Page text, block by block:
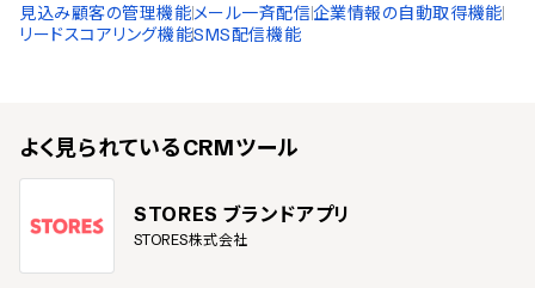
見込み顧客の管理機能メール一斉配信企業情報の自動取得機能
リードスコアリング機能SMS配信機能
よく見られているCRMツール
STORES ブランドアプリ
STORES株式会社